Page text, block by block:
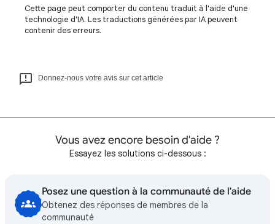
Cette page peut comporter du contenu traduit à l'aide d'une
technologie d'IA. Les traductions générées par IA peuvent
contenir des erreurs.
Donnez-nous votre avis sur cet article
Vous avez encore besoin d'aide ?
Essayez les solutions ci-dessous :
Posez une question à la communauté de l'aide
Obtenez des réponses de membres de la
communauté